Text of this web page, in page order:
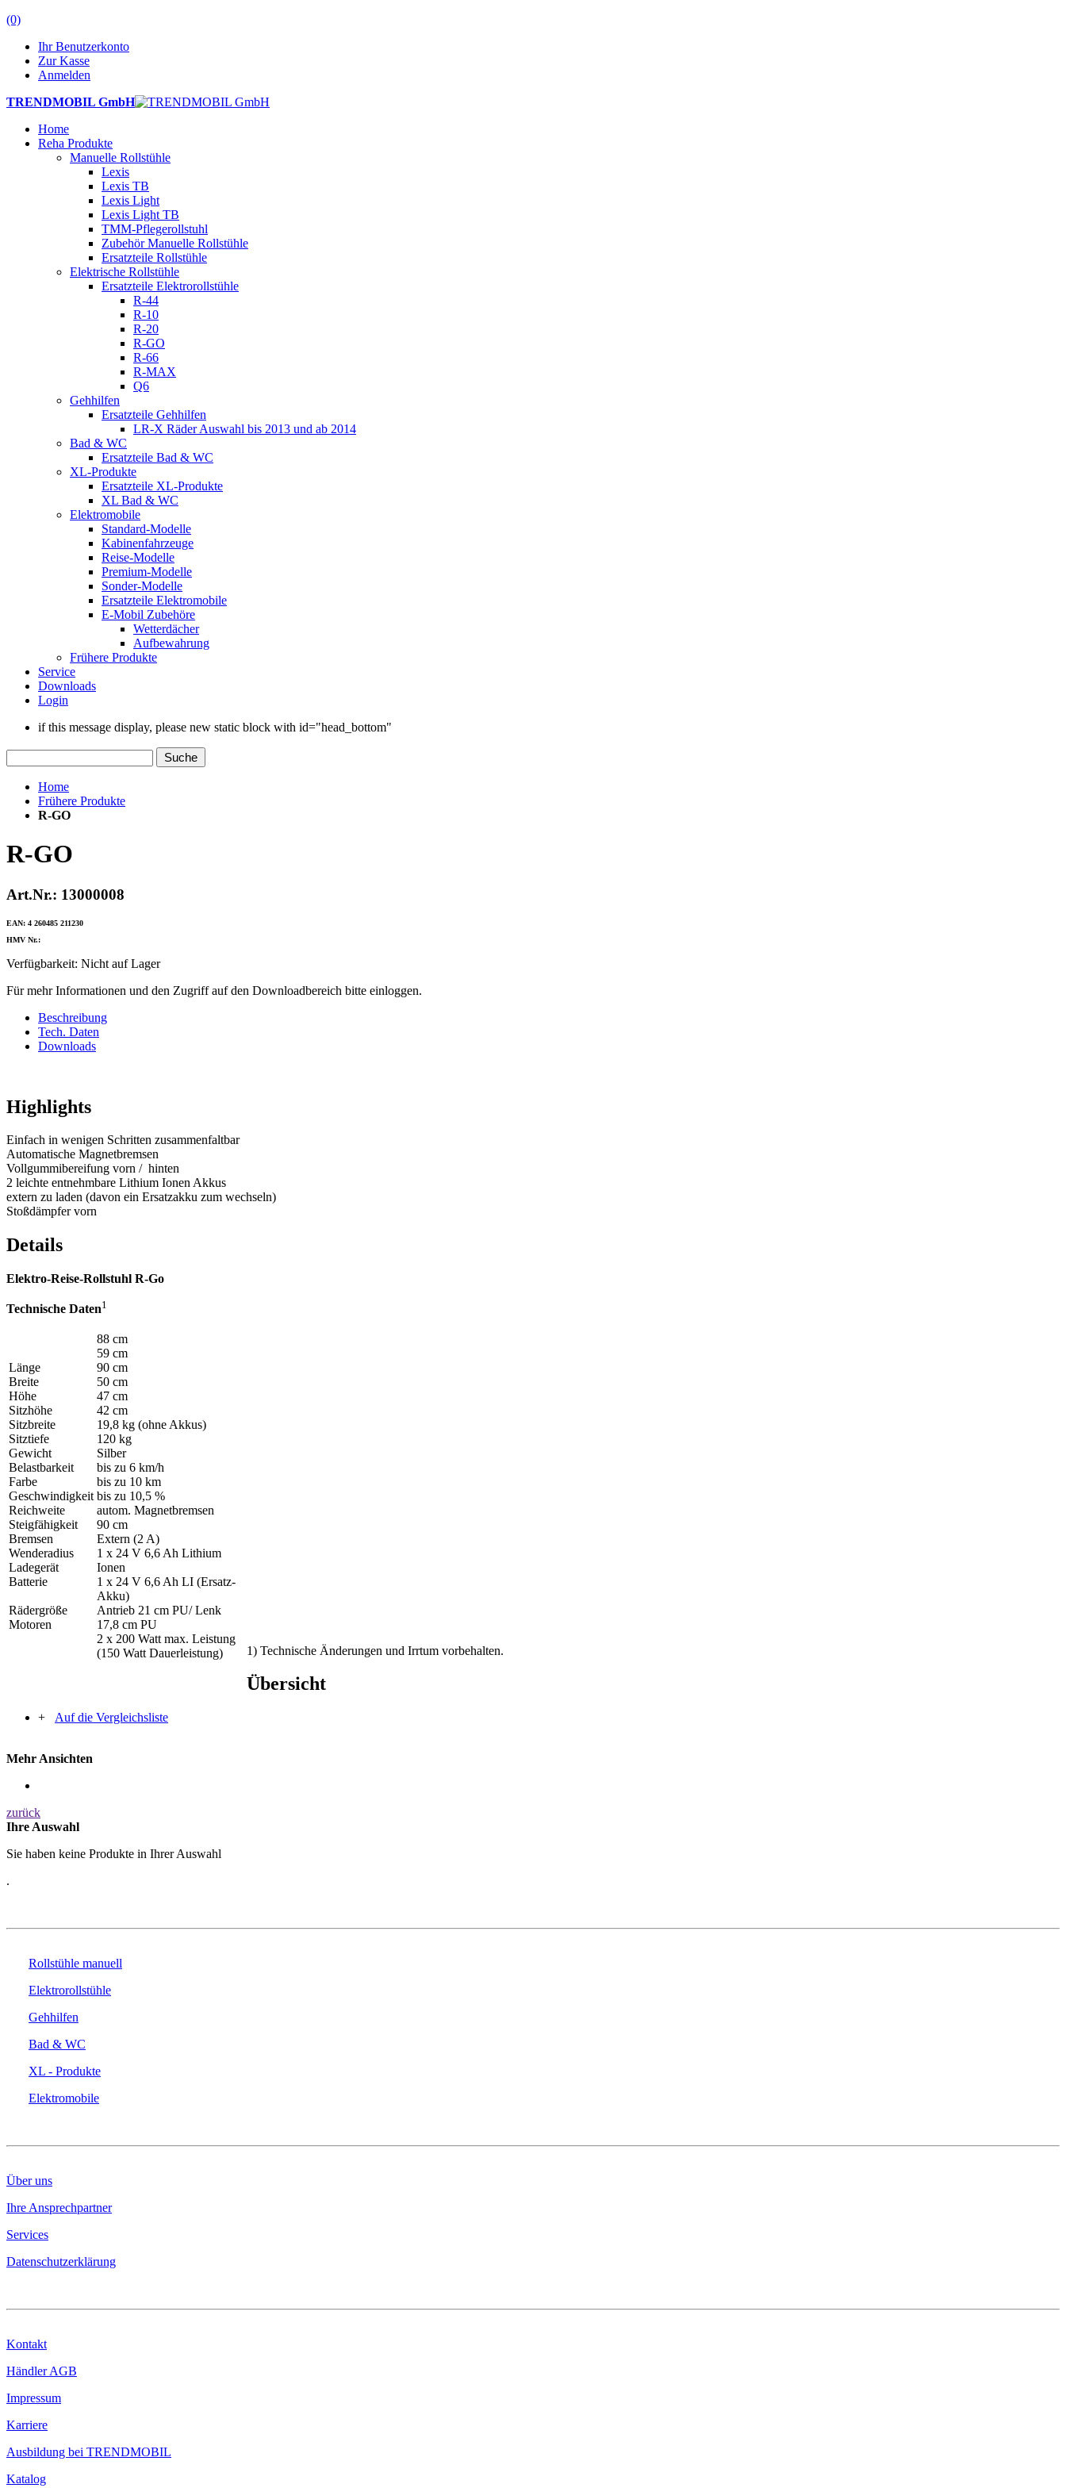
(0)
Ihr Benutzerkonto
Zur Kasse
Anmelden
TRENDMOBIL GmbH
Home
Reha Produkte
Manuelle Rollstühle
Lexis
Lexis TB
Lexis Light
Lexis Light TB
TMM-Pflegerollstuhl
Zubehör Manuelle Rollstühle
Ersatzteile Rollstühle
Elektrische Rollstühle
Ersatzteile Elektrorollstühle
R-44
R-10
R-20
R-GO
R-66
R-MAX
Q6
Gehhilfen
Ersatzteile Gehhilfen
LR-X Räder Auswahl bis 2013 und ab 2014
Bad & WC
Ersatzteile Bad & WC
XL-Produkte
Ersatzteile XL-Produkte
XL Bad & WC
Elektromobile
Standard-Modelle
Kabinenfahrzeuge
Reise-Modelle
Premium-Modelle
Sonder-Modelle
Ersatzteile Elektromobile
E-Mobil Zubehöre
Wetterdächer
Aufbewahrung
Frühere Produkte
Service
Downloads
Login
if this message display, please new static block with id="head_bottom"
Suche
Home
Frühere Produkte
R-GO
R-GO
Art.Nr.: 13000008
EAN: 4 260485 211230
HMV Nr.:
Verfügbarkeit: Nicht auf Lager
Für mehr Informationen und den Zugriff auf den Downloadbereich bitte einloggen.
Beschreibung
Tech. Daten
Downloads
Highlights
Einfach in wenigen Schritten zusammenfaltbar
Automatische Magnetbremsen
Vollgummibereifung vorn / hinten
2 leichte entnehmbare Lithium Ionen Akkus
extern zu laden (davon ein Ersatzakku zum wechseln)
Stoßdämpfer vorn
Details
Elektro-Reise-Rollstuhl R-Go
Technische Daten1
Länge
Breite
Höhe
Sitzhöhe
Sitzbreite
Sitztiefe
Gewicht
Belastbarkeit
Farbe
Geschwindigkeit
Reichweite
Steigfähigkeit
Bremsen
Wenderadius
Ladegerät
Batterie
Rädergröße
Motoren
88 cm
59 cm
90 cm
50 cm
47 cm
42 cm
19,8 kg (ohne Akkus)
120 kg
Silber
bis zu 6 km/h
bis zu 10 km
bis zu 10,5 %
autom. Magnetbremsen
90 cm
Extern (2 A)
1 x 24 V 6,6 Ah Lithium
Ionen
1 x 24 V 6,6 Ah LI (Ersatz-
Akku)
Antrieb 21 cm PU/ Lenk
17,8 cm PU
2 x 200 Watt max. Leistung
(150 Watt Dauerleistung)
1) Technische Änderungen und Irrtum vorbehalten.
Übersicht
+ Auf die Vergleichsliste
Mehr Ansichten
zurück
Ihre Auswahl
Sie haben keine Produkte in Ihrer Auswahl
.
Rollstühle manuell
Elektrorollstühle
Gehhilfen
Bad & WC
XL - Produkte
Elektromobile
Über uns
Ihre Ansprechpartner
Services
Datenschutzerklärung
Kontakt
Händler AGB
Impressum
Karriere
Ausbildung bei TRENDMOBIL
Katalog